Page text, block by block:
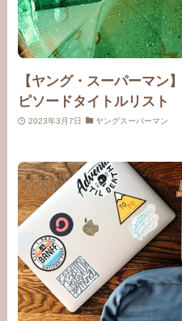
【ヤング・スーパーマン
ピソードタイトルリスト
2023年3月7日 ヤングスーパーマン